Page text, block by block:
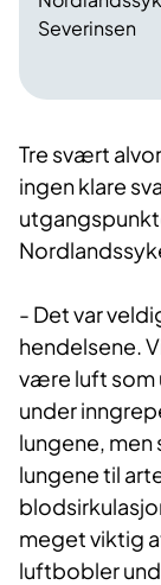
Severinsen
Tre svært
ingen klare
- Det var
hendelsene.
være luft som
under
lungene,
lungene til
meget viktig
luftbobler